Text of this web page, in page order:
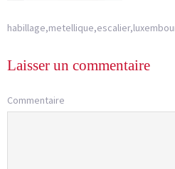
Laisser un commentaire
Commentaire